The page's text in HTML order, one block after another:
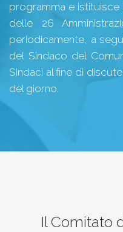
programma e istituisce
delle 26
periodicamente, a
del Sindaco del
Sindaci al fine di
del giorno.
Il Comitato